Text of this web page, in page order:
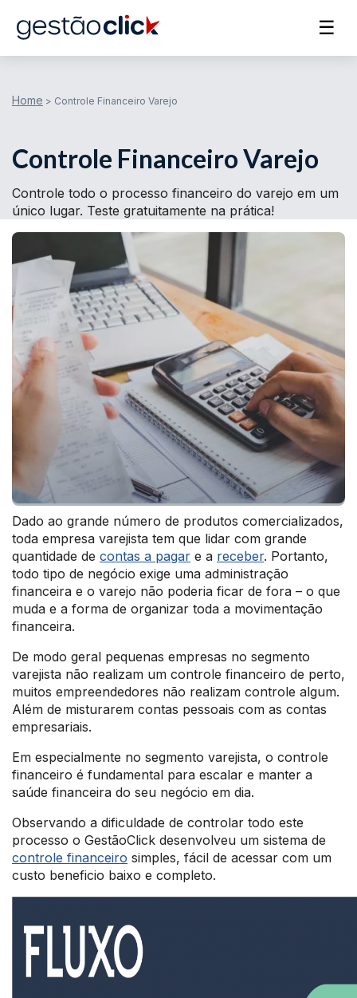
☰
Home > Controle Financeiro Varejo
Controle Financeiro Varejo
Controle todo o processo financeiro do varejo em um
único lugar. Teste gratuitamente na prática!
Dado ao grande número de produtos comercializados,
toda empresa varejista tem que lidar com grande
quantidade de contas a pagar e a receber. Portanto,
todo tipo de negócio exige uma administração
financeira e o varejo não poderia ficar de fora – o que
muda e a forma de organizar toda a movimentação
financeira.
De modo geral pequenas empresas no segmento
varejista não realizam um controle financeiro de perto,
muitos empreendedores não realizam controle algum.
Além de misturarem contas pessoais com as contas
empresariais.
Em especialmente no segmento varejista, o controle
financeiro é fundamental para escalar e manter a
saúde financeira do seu negócio em dia.
Observando a dificuldade de controlar todo este
processo o GestãoClick desenvolveu um sistema de
controle financeiro simples, fácil de acessar com um
custo beneficio baixo e completo.